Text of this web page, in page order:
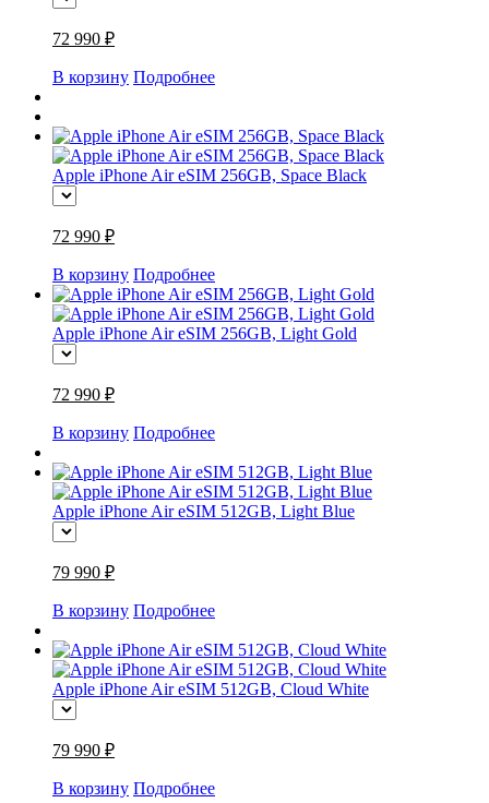
72 990 ₽
В корзину Подробнее
Apple iPhone Air eSIM 256GB, Space Black
72 990 ₽
В корзину Подробнее
Apple iPhone Air eSIM 256GB, Light Gold
72 990 ₽
В корзину Подробнее
Apple iPhone Air eSIM 512GB, Light Blue
79 990 ₽
В корзину Подробнее
Apple iPhone Air eSIM 512GB, Cloud White
79 990 ₽
В корзину Подробнее